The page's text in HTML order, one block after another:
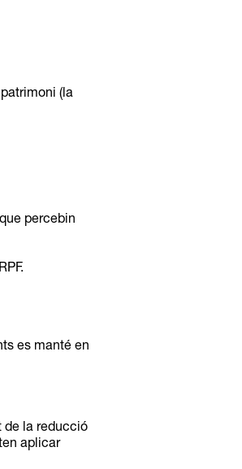
(la
percebin
es manté en
de la reducció
aplicar